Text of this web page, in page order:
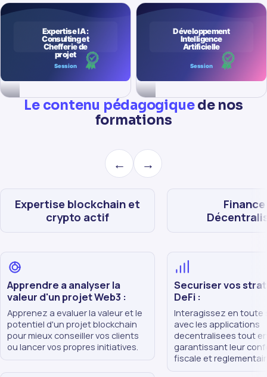
Le contenu pédagogique de nos
formations
← →
Expertise blockchain et
crypto actif
Apprendre a analyser la
valeur d'un projet Web3 :
Apprenez a evaluer la valeur et le
potentiel d'un projet blockchain
pour mieux conseiller vos clients
ou lancer vos propres initiatives.
Finance
Securiser vos
DeFi :
Interagissez en toute
avec les applications
decentralisees tout
garantissant leur
fiscale et